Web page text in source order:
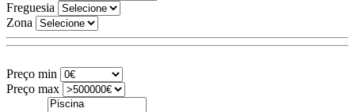
Freguesia
Zona
Preço min
Preço max